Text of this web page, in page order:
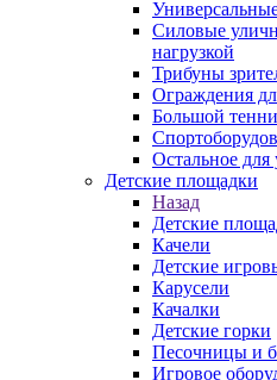
Силовые
нагрузкой
Трибуны
Ограждения
Большой
Остальное
Детские площадки
Назад
Детские
Качели
Детские
Карусели
Качалки
Детские горки
Песочницы и
Игровое